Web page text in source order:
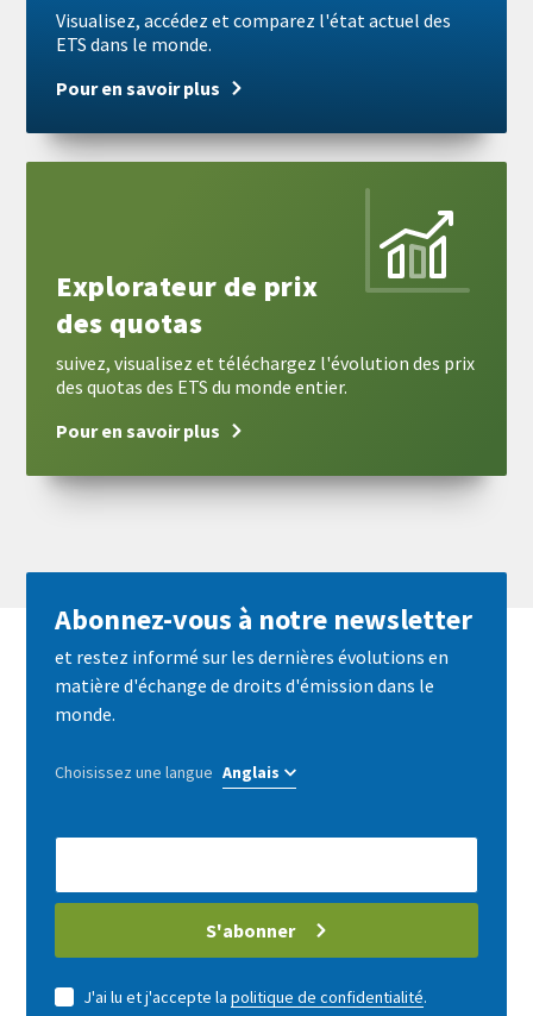
Visualisez, accédez et comparez l'état actuel des
ETS dans le monde.
Pour en savoir plus
Explorateur de prix
des quotas
suivez, visualisez et téléchargez l'évolution des prix
des quotas des ETS du monde entier.
Pour en savoir plus
Abonnez-vous à notre newsletter
et restez informé sur les dernières évolutions en
matière d'échange de droits d'émission dans le
monde.
Choisissez une langue
E-
address
S'abonner
J'ai lu et j'accepte la politique de confidentialité.